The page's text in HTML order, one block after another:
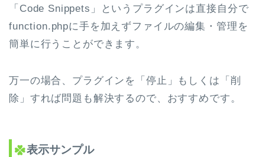
「Code Snippets」というプラグインは直接自分で
function.phpに手を加えずファイルの編集・管理を
簡単に行うことができます。
万一の場合、プラグインを「停止」もしくは「削
除」すれば問題も解決するので、おすすめです。
表示サンプル